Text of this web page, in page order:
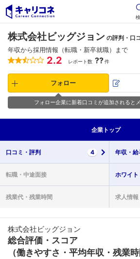
株式会社ビッグジョン の評判・口
年収から採用情報（転職・新卒就職）まで
2.2 レポート数 ??件
フォロー
フォロー企業に新着口コミが追加されると
企業 トップ
口コミ・ 評判 4 年収・ 給
転職・ 中途面接 ホワイト
残業代・ 残業時間 求人情報
株式会社ビッグジョン
総合評価・スコア
（働きやすさ・平均年収・残業時